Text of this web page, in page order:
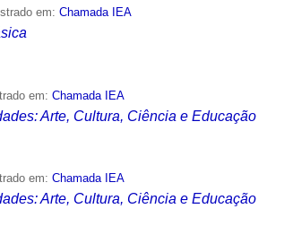
em:Chamada IEA
em:Chamada IEA
Arte, Cultura, Ciência e Educação
em:Chamada IEA
Arte, Cultura, Ciência e Educação